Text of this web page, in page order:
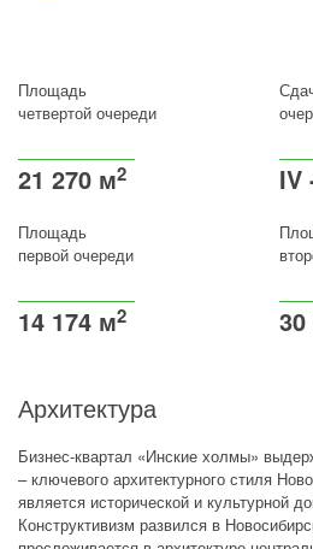
Площадь
четвертой очереди
21 270 м2 IV
Площадь
первой очереди
14 174 м2
Архитектура
Бизнес-квартал «Инские холмы»
– ключевого архитектурного стиля
является исторической и культурной
Конструктивизм развился в